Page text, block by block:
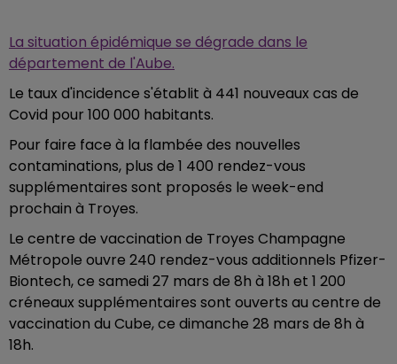
La situation épidémique se dégrade dans le
département de l'Aube.
Le taux d'incidence s'établit à 441 nouveaux cas de
Covid pour 100 000 habitants.
Pour faire face à la flambée des nouvelles
contaminations, plus de 1 400 rendez-vous
supplémentaires sont proposés le week-end
prochain à Troyes.
Le centre de vaccination de Troyes Champagne
Métropole ouvre 240 rendez-vous additionnels Pfizer-
Biontech, ce samedi 27 mars de 8h à 18h et 1 200
créneaux supplémentaires sont ouverts au centre de
vaccination du Cube, ce dimanche 28 mars de 8h à
18h.